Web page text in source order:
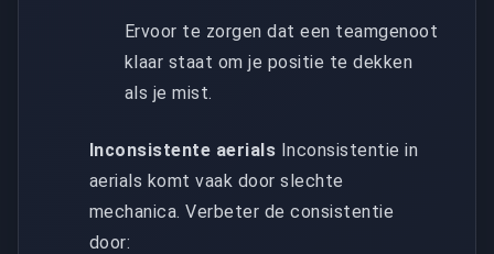
Ervoor te zorgen dat een teamgenoot
klaar staat om je positie te dekken
als je mist.
Inconsistente aerials Inconsistentie in
aerials komt vaak door slechte
mechanica. Verbeter de consistentie
door: